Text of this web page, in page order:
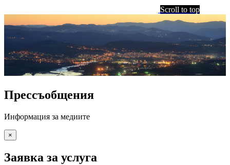
Scroll to top
Прессъобщения
Информация за медиите
×
Заявка за услуга